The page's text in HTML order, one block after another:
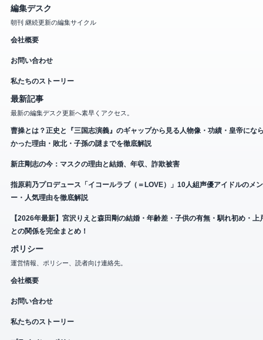
編集デスク
朝刊 継続更新の編集サイクル
会社概要
お問い合わせ
私たちのストーリー
最新記事
最新の編集デスク更新へ素早くアクセス。
曹操とは？正史と『三国志演義』のギャップから見る人物像・功績・皇帝にな
かった理由・敗北・子孫の謎までを徹底解説
新庄剛志の今：マスクの理由と結婚、年収、詐欺被害
指原莉乃プロデュース「イコールラブ（＝LOVE）」10人組声優アイドルのメ
ー・人気理由を徹底解説
【2026年最新】宮沢りえと森田剛の結婚・年齢差・子供の有無・馴れ初め・上
との関係を完全まとめ！
ポリシー
運営情報、ポリシー、読者向け連絡先。
会社概要
お問い合わせ
私たちのストーリー